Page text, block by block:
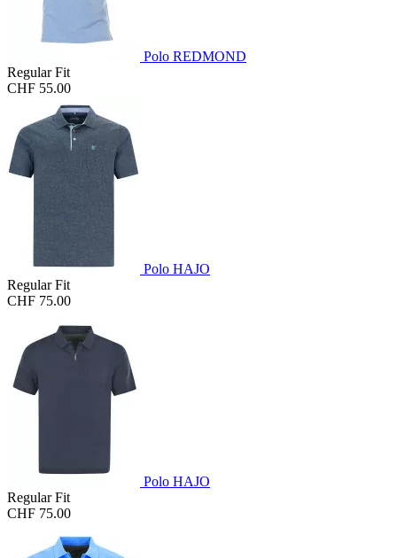
Polo REDMOND
Regular Fit
CHF 55.00
Polo HAJO
Regular Fit
CHF 75.00
Polo HAJO
Regular Fit
CHF 75.00